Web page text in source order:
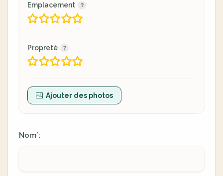
Emplacement
Propreté
Ajouter des photos
Nom*: